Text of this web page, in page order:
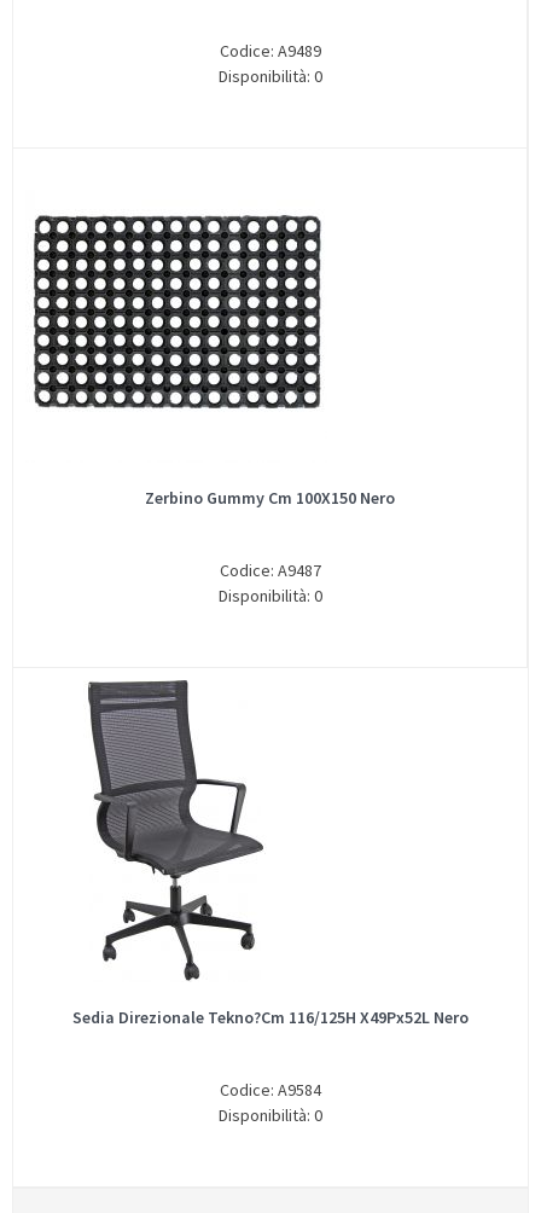
Codice: A9489
Disponibilità: 0
Zerbino Gummy Cm 100X150 Nero
Codice: A9487
Disponibilità: 0
Sedia Direzionale Tekno?Cm 116/125H X49Px52L Nero
Codice: A9584
Disponibilità: 0